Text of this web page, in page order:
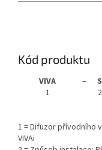
Kód produktu
VIVA – S
1
2
1 = Difuzor přívodního
VIVAi